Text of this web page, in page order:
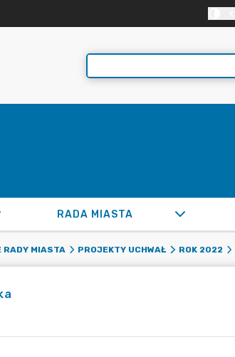
RADA MIASTA
RADY MIASTA PROJEKTY UCHWAŁ ROK 2022